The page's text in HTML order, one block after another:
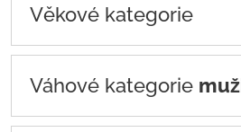
Věkové kategorie
Open: 24–39 let
Masters: 40+ let
podkategorií podle
Váhové kategorie
52,0 kg – do 52,0 kg